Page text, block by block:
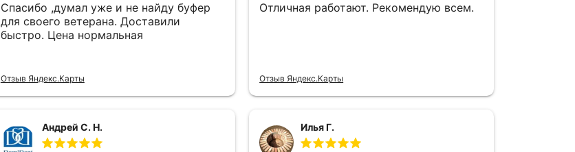
Спасибо ,думал уже и не найду буфер
для своего ветерана. Доставили
быстро. Цена нормальная
Отзыв Яндекс.Карты
Отличная работают. Рекомендую всем.
Отзыв Яндекс.Карты
Андрей С. Н. Илья Г.